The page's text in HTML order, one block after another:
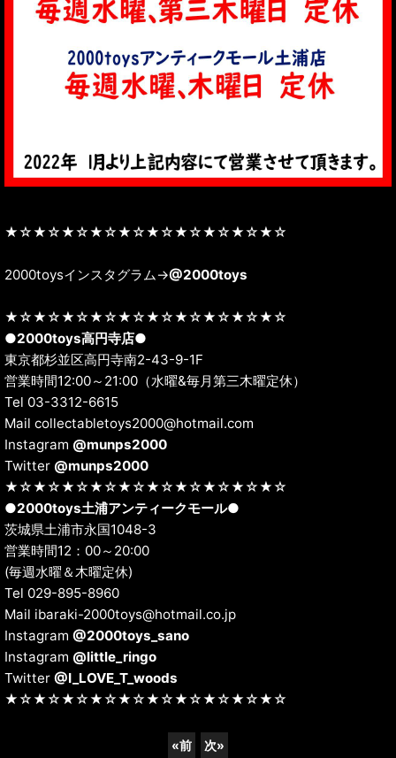
★☆★☆★☆★☆★☆★☆★☆★☆★☆★☆
2000toysインスタグラム→@2000toys
★☆★☆★☆★☆★☆★☆★☆★☆★☆★☆
●2000toys高円寺店●
東京都杉並区高円寺南2-43-9-1F
営業時間12:00～21:00（水曜&毎月第三木曜定休）
Tel 03-3312-6615
Mail collectabletoys2000@hotmail.com
Instagram @munps2000
Twitter @munps2000
★☆★☆★☆★☆★☆★☆★☆★☆★☆★☆
●2000toys土浦アンティークモール●
茨城県土浦市永国1048-3
営業時間12：00～20:00
(毎週水曜＆木曜定休)
Tel 029-895-8960
Mail ibaraki-2000toys@hotmail.co.jp
Instagram @2000toys_sano
Instagram @little_ringo
Twitter @I_LOVE_T_woods
★☆★☆★☆★☆★☆★☆★☆★☆★☆★☆
«前 次»